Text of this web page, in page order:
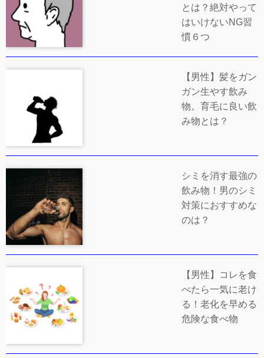
とは？絶対やって
はいけないNG習
慣６つ
【男性】髪をガン
ガン生やす飲み
物。育毛に良い飲
み物とは？
シミを消す最強の
飲み物！男のシミ
対策におすすめな
のは？
【男性】コレを食
べたら一気に老け
る！老化を早める
危険な食べ物